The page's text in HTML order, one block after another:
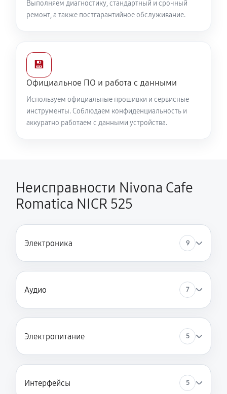
Выполняем диагностику, стандартный и срочный
ремонт, а также постгарантийное обслуживание.
💾
Официальное ПО и работа с данными
Используем официальные прошивки и сервисные
инструменты. Соблюдаем конфиденциальность и
аккуратно работаем с данными устройства.
Неисправности Nivona Cafe
Romatica NICR 525
Электроника 9
Аудио 7
Электропитание 5
Интерфейсы 5